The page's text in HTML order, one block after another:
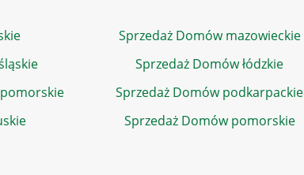
Sprzedaż Domów mazowieckie
Sprzedaż Domów łódzkie
Sprzedaż Domów podkarpackie
Sprzedaż Domów pomorskie